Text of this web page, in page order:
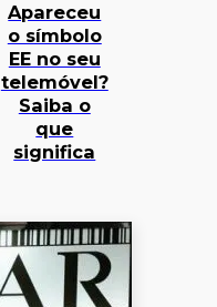
Apareceu
o símbolo
EE no seu
telemóvel?
Saiba o
que
significa